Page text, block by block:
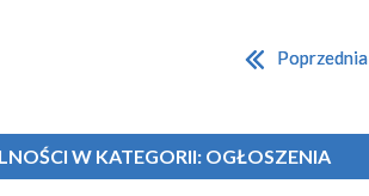
Poprzednia
W KATEGORII: OGŁOSZENIA